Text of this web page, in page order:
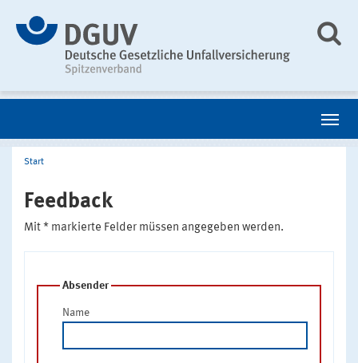
Start
Feedback
Mit * markierte Felder müssen angegeben werden.
Absender
Name